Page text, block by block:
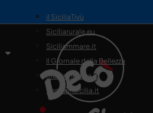
il SiciliaTivù
Siciliarurale.eu
Siciliammare.it
Il Giornale della Bellezza
Siciliamedica.it
Sanitainsicilia.it